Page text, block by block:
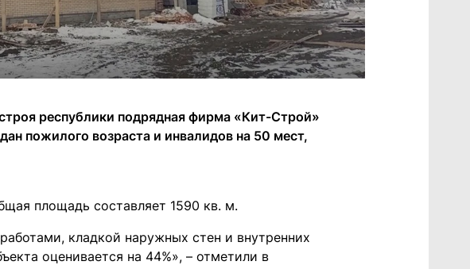
республики подрядная фирма «Кит-Строй»
пожилого возраста и инвалидов на 50 мест,
площадь составляет 1590 кв. м.
кладкой наружных стен и внутренних
оценивается на 44%», – отметили в